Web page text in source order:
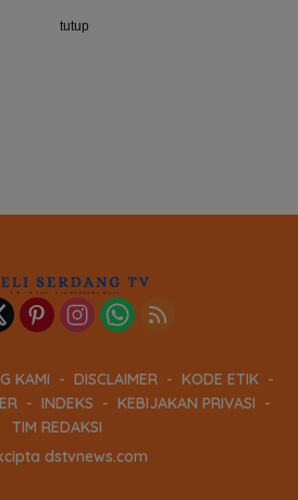
KAMI DISCLAIMER
KODE ETIK
INDEKS
KEBIJAKAN PRIVASI
TIM REDAKSI
dstvnews.com
tutup